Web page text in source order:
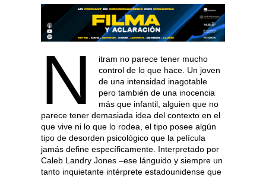
N
itram no parece tener mucho
control de lo que hace. Un joven
de una intensidad inagotable
pero también de una inocencia
más que infantil, alguien que no
parece tener demasiada idea del contexto en el
que vive ni lo que lo rodea, el tipo posee algún
tipo de desorden psicológico que la película
jamás define específicamente. Interpretado por
Caleb Landry Jones –ese lánguido y siempre un
tanto inquietante intérprete estadounidense que